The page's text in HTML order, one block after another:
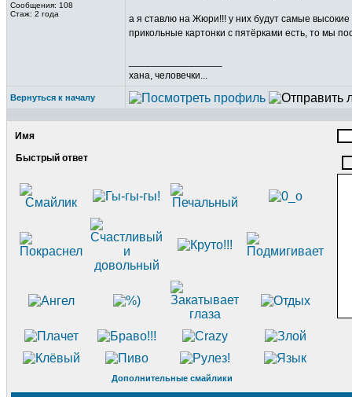
Сообщения: 108
Стаж: 2 года
а я ставлю на Жюри!!! у них будут самые высокие
прикольные картонки с пятёрками есть, то мы
хана, человечки...
Вернуться к началу
Имя
Быстрый ответ
Дополнительные смайлики